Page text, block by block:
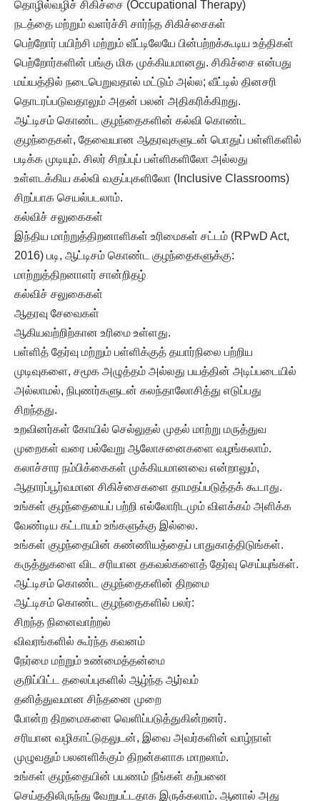
தொழில்வழிச் சிகிச்சை (Occupational Therapy)
நடத்தை மற்றும் வளர்ச்சி சார்ந்த சிகிச்சைகள்
பெற்றோர் பயிற்சி மற்றும் வீட்டிலேயே பின்பற்றக்கூடிய உத்திகள்
பெற்றோர்களின் பங்கு மிக முக்கியமானது. சிகிச்சை என்பது
மய்யத்தில் நடைபெறுவதால் மட்டும் அல்ல; வீட்டில் தினசரி
தொடரப்படுவதாலும் அதன் பலன் அதிகரிக்கிறது.
ஆட்டிசம் கொண்ட குழந்தைகளின் கல்வி கொண்ட
குழந்தைகள், தேவையான ஆதரவுகளுடன் பொதுப் பள்ளிகளில்
படிக்க முடியும். சிலர் சிறப்புப் பள்ளிகளிலோ அல்லது
உள்ளடக்கிய கல்வி வகுப்புகளிலோ (Inclusive Classrooms)
சிறப்பாக செயல்படலாம்.
கல்விச் சலுகைகள்
இந்திய மாற்றுத்திறனாளிகள் உரிமைகள் சட்டம் (RPwD Act,
2016) படி, ஆட்டிசம் கொண்ட குழந்தைகளுக்கு:
மாற்றுத்திறனாளர் சான்றிதழ்
கல்விச் சலுகைகள்
ஆதரவு சேவைகள்
ஆகியவற்றிற்கான உரிமை உள்ளது.
பள்ளித் தேர்வு மற்றும் பள்ளிக்குத் தயார்நிலை பற்றிய
முடிவுகளை, சமூக அழுத்தம் அல்லது பயத்தின் அடிப்படையில்
அல்லாமல், நிபுணர்களுடன் கலந்தாலோசித்து எடுப்பது
சிறந்தது.
உறவினர்கள் கோயில் செல்லுதல் முதல் மாற்று மருத்துவ
முறைகள் வரை பல்வேறு ஆலோசனைகளை வழங்கலாம்.
கலாச்சார நம்பிக்கைகள் முக்கியமானவை என்றாலும்,
ஆதாரப்பூர்வமான சிகிச்சைகளை தாமதப்படுத்தக் கூடாது.
உங்கள் குழந்தையைப் பற்றி எல்லோரிடமும் விளக்கம் அளிக்க
வேண்டிய கட்டாயம் உங்களுக்கு இல்லை.
உங்கள் குழந்தையின் கண்ணியத்தைப் பாதுகாத்திடுங்கள்.
கருத்துகளை விட சரியான தகவல்களைத் தேர்வு செய்யுங்கள்.
ஆட்டிசம் கொண்ட குழந்தைகளின் திறமை
ஆட்டிசம் கொண்ட குழந்தைகளில் பலர்:
சிறந்த நினைவாற்றல்
விவரங்களில் கூர்ந்த கவனம்
நேர்மை மற்றும் உண்மைத்தன்மை
குறிப்பிட்ட தலைப்புகளில் ஆழ்ந்த ஆர்வம்
தனித்துவமான சிந்தனை முறை
போன்ற திறமைகளை வெளிப்படுத்துகின்றனர்.
சரியான வழிகாட்டுதலுடன், இவை அவர்களின் வாழ்நாள்
முழுவதும் பலனளிக்கும் திறன்களாக மாறலாம்.
உங்கள் குழந்தையின் பயணம் நீங்கள் கற்பனை
செய்ததிலிருந்து வேறுபட்டதாக இருக்கலாம். ஆனால் அது